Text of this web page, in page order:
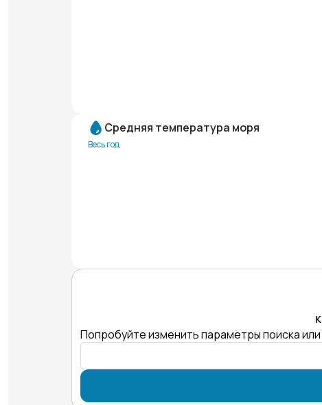
Средняя температура моря
Весь год
Попробуйте изменить параметры поиска